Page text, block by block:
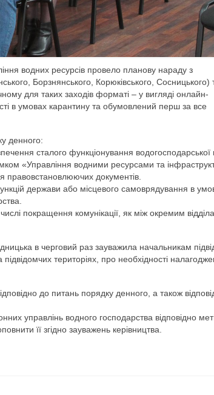
водних ресурсів провело планову нараду з
Борзнянського, Корюківського, Сосницького)
для таких заходів форматі – у вигляді онлайн-
в умовах карантину та обумовлений перш за все
денного:
сталого функціонування водогосподарської
«Управління водними ресурсами та
документів.
держави або місцевого самоврядування в
покращення комунікації, як між окремим
в черговий раз зауважила начальникам
територіях, про необхідності
до питань порядку денного, а також
управлінь водного господарства відповідно
її згідно зауважень керівництва.